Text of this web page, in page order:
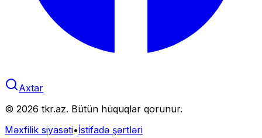
Axtar
© 2026 tkr.az. Bütün hüquqlar qorunur.
Məxfilik siyasəti•İstifadə şərtləri